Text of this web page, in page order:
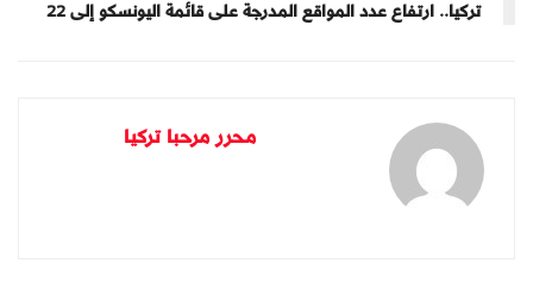
تركيا.. ارتفاع عدد المواقع المدرجة على قائمة اليونسكو إلى 22
محرر مرحبا تركيا